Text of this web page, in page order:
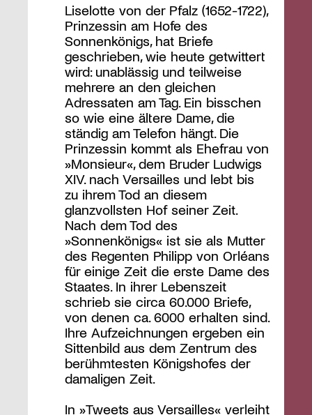
Liselotte von der Pfalz (1652-1722),
Prinzessin am Hofe des
Sonnenkönigs, hat Briefe
geschrieben, wie heute getwittert
wird: unablässig und teilweise
mehrere an den gleichen
Adressaten am Tag. Ein bisschen
so wie eine ältere Dame, die
ständig am Telefon hängt. Die
Prinzessin kommt als Ehefrau von
»Monsieur«, dem Bruder Ludwigs
XIV. nach Versailles und lebt bis
zu ihrem Tod an diesem
glanzvollsten Hof seiner Zeit.
Nach dem Tod des
»Sonnenkönigs« ist sie als Mutter
des Regenten Philipp von Orléans
für einige Zeit die erste Dame des
Staates. In ihrer Lebenszeit
schrieb sie circa 60.000 Briefe,
von denen ca. 6000 erhalten sind.
Ihre Aufzeichnungen ergeben ein
Sittenbild aus dem Zentrum des
berühmtesten Königshofes der
damaligen Zeit.
In »Tweets aus Versailles« verleiht